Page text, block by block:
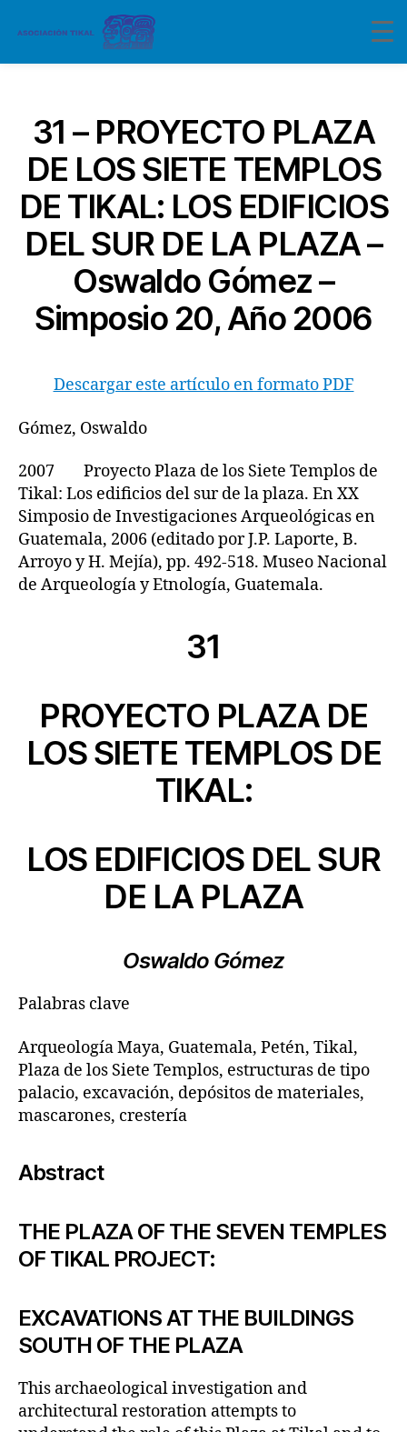
31 – PROYECTO PLAZA
DE LOS SIETE TEMPLOS
DE TIKAL: LOS EDIFICIOS
DEL SUR DE LA PLAZA –
Oswaldo Gómez –
Simposio 20, Año 2006
Descargar este artículo en formato PDF
Gómez, Oswaldo
2007 Proyecto Plaza de los Siete Templos de
Tikal: Los edificios del sur de la plaza. En XX
Simposio de Investigaciones Arqueológicas en
Guatemala, 2006 (editado por J.P. Laporte, B.
Arroyo y H. Mejía), pp. 492-518. Museo Nacional
de Arqueología y Etnología, Guatemala.
31
PROYECTO PLAZA DE
LOS SIETE TEMPLOS DE
TIKAL:
LOS EDIFICIOS DEL SUR
DE LA PLAZA
Oswaldo Gómez
Palabras clave
Arqueología Maya, Guatemala, Petén, Tikal,
Plaza de los Siete Templos, estructuras de tipo
palacio, excavación, depósitos de materiales,
mascarones, crestería
Abstract
THE PLAZA OF THE SEVEN TEMPLES
OF TIKAL PROJECT:
EXCAVATIONS AT THE BUILDINGS
SOUTH OF THE PLAZA
This archaeological investigation and
architectural restoration attempts to